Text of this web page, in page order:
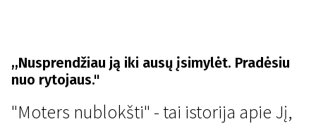
,,Nusprendžiau ją iki ausų įsimylėt. Pradėsiu
nuo rytojaus."
"Moters nublokšti" - tai istorija apie Jį,